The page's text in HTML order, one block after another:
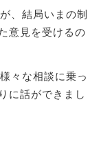
、 結局いまの制
意見を受けるの
様々な相談に乗っ
に話ができ まし